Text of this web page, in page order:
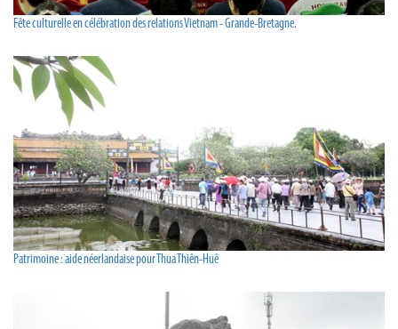
Fête culturelle en célébration des relations Vietnam - Grande-Bretagne.
Patrimoine : aide néerlandaise pour Thua Thiên-Huê